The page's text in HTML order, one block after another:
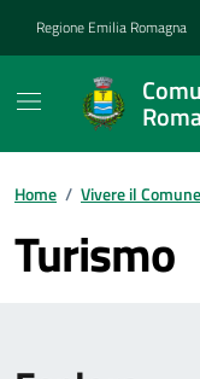
Regione Emilia Romagna
Contenuti
Home / Vivere il Comune
Turismo